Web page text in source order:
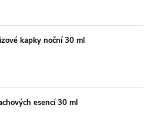
kapky noční 30 ml
esencí 30 ml